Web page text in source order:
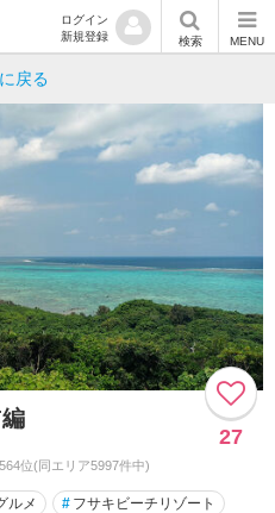
ログイン
新規登録
検索 MENU
戻る
27
位(同エリア5997件中)
ルメ # フサキビーチリゾート